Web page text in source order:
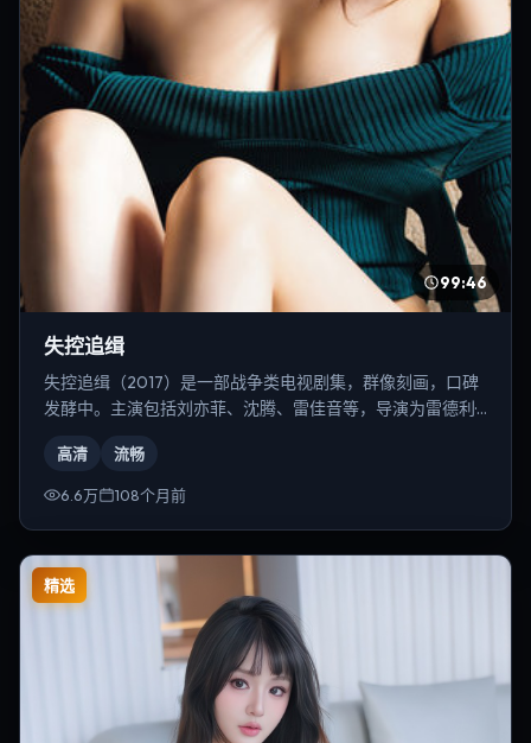
99:46
失控追缉
失控追缉（2017）是一部战争类电视剧集，群像刻画，口碑
发酵中。主演包括刘亦菲、沈腾、雷佳音等，导演为雷德利·
高清 流畅
6.6万 108个月前
精选